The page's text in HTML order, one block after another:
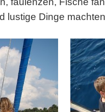
lustige Dinge